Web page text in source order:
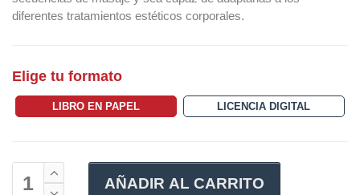
diferentes tratamientos estéticos corporales.
Elige tu formato
LIBRO EN PAPEL LICENCIA DIGITAL
AÑADIR AL CARRITO